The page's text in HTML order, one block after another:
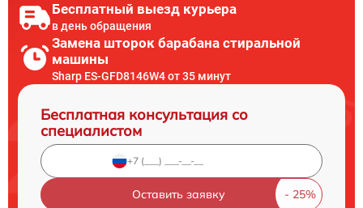
Бесплатный выезд курьера
в день обращения
Замена шторок барабана стиральной
машины
Sharp ES-GFD8146W4 от 35 минут
Бесплатная консультация со
специалистом
Оставить заявку